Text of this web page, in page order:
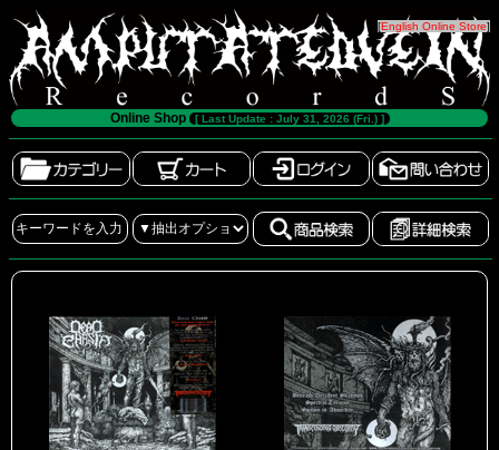
[English Online Store]
Online Shop [ Last Update : July 31, 2026 (Fri.) ]